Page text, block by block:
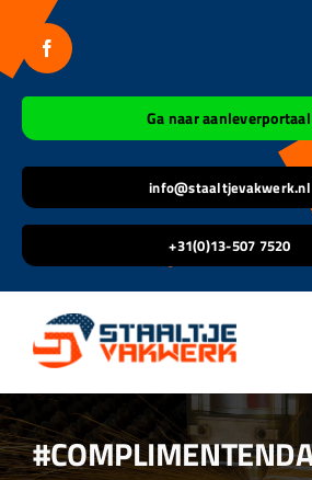
inhoud
Ga naar aanleverportaal
info@staaltjevakwerk.nl
+31(0)13-507 7520
Home